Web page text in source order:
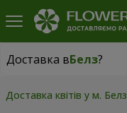
Доставка вБелз?
Доставка вБелз
Доставка квітів у м. Белз